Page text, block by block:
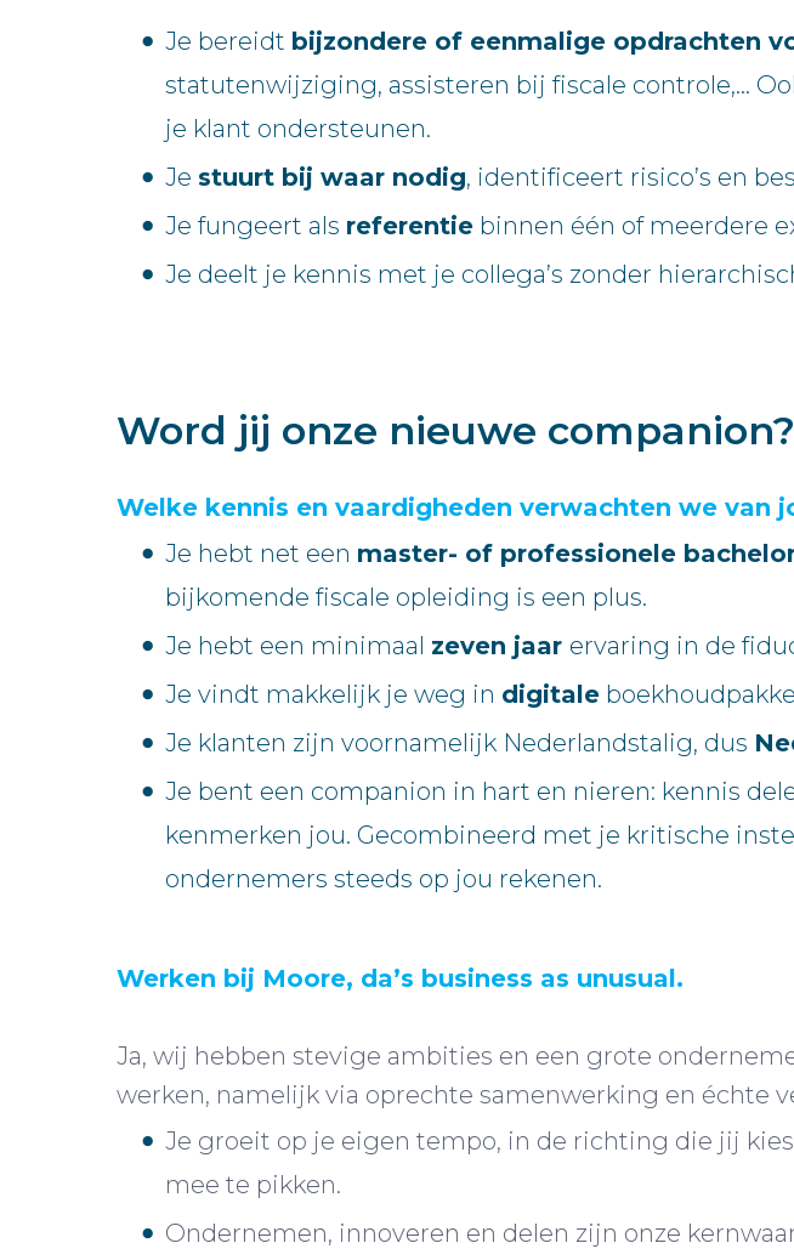
Je bereidt bijzondere of eenmalige opdrachten
statutenwijziging, assisteren bij fiscale controle,…
je klant ondersteunen.
Je stuurt bij waar nodig, identificeert risico’s en
Je fungeert als referentie binnen één of meerdere
Je deelt je kennis met je collega’s zonder
Word jij onze nieuwe companion?
Welke kennis en vaardigheden verwachten we van
Je hebt net een master- of professionele
bijkomende fiscale opleiding is een plus.
Je hebt een minimaal zeven jaar ervaring in de
Je vindt makkelijk je weg in digitale
Je klanten zijn voornamelijk Nederlandstalig, dus
Je bent een companion in hart en nieren: kennis
kenmerken jou. Gecombineerd met je kritische
ondernemers steeds op jou rekenen.
Werken bij Moore, da’s business as unusual.
Ja, wij hebben stevige ambities en een grote
werken, namelijk via oprechte samenwerking en échte
Je groeit op je eigen tempo, in de richting die jij
mee te pikken.
Ondernemen, innoveren en delen zijn onze